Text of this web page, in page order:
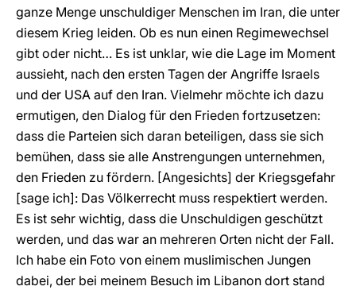
ganze Menge unschuldiger Menschen im Iran, die unter
diesem Krieg leiden. Ob es nun einen Regimewechsel
gibt oder nicht… Es ist unklar, wie die Lage im Moment
aussieht, nach den ersten Tagen der Angriffe Israels
und der USA auf den Iran. Vielmehr möchte ich dazu
ermutigen, den Dialog für den Frieden fortzusetzen:
dass die Parteien sich daran beteiligen, dass sie sich
bemühen, dass sie alle Anstrengungen unternehmen,
den Frieden zu fördern. [Angesichts] der Kriegsgefahr
[sage ich]: Das Völkerrecht muss respektiert werden.
Es ist sehr wichtig, dass die Unschuldigen geschützt
werden, und das war an mehreren Orten nicht der Fall.
Ich habe ein Foto von einem muslimischen Jungen
dabei, der bei meinem Besuch im Libanon dort stand